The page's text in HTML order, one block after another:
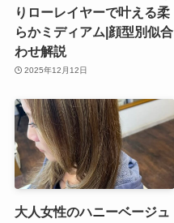
りローレイヤーで叶える柔
らかミディアム|顔型別似合
わせ解説
2025年12月12日
大人女性のハニーベージュ